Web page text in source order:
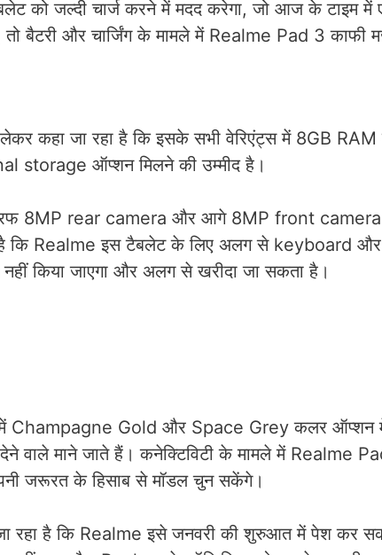
को जल्दी चार्ज करने में मदद करेगा, जो आज के टाइम में
बैटरी और चार्जिंग के मामले में Realme Pad 3 काफी
कहा जा रहा है कि इसके सभी वेरिएंट्स में 8GB RAM
storage ऑप्शन मिलने की उम्मीद है।
8MP rear camera और आगे 8MP front camera
है कि Realme इस टैबलेट के लिए अलग से keyboard
किया जाएगा और अलग से खरीदा जा सकता है।
Champagne Gold और Space Grey कलर ऑप्शन में
वाले माने जाते हैं। कनेक्टिविटी के मामले में Realme
जरूरत के हिसाब से मॉडल चुन सकेंगे।
रहा है कि Realme इसे जनवरी की शुरुआत में पेश कर